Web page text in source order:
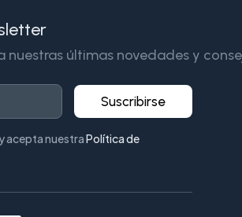
últimas novedades y
Suscribirse
acepta nuestraPolítica de